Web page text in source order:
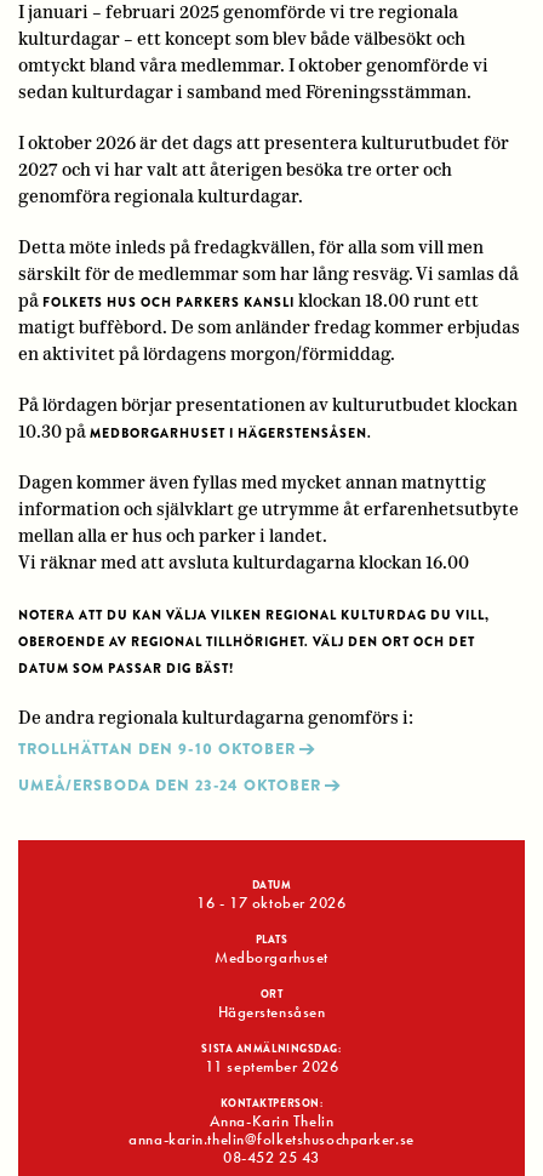
I januari – februari 2025 genomförde vi tre regionala
kulturdagar – ett koncept som blev både välbesökt och
omtyckt bland våra medlemmar. I oktober genomförde vi
sedan kulturdagar i samband med Föreningsstämman.
I oktober 2026 är det dags att presentera kulturutbudet för
2027 och vi har valt att återigen besöka tre orter och
genomföra regionala kulturdagar.
Detta möte inleds på fredagkvällen, för alla som vill men
särskilt för de medlemmar som har lång resväg. Vi samlas då
på FOLKETS HUS OCH PARKERS KANSLI klockan 18.00 runt ett
matigt buffèbord. De som anländer fredag kommer erbjudas
en aktivitet på lördagens morgon/förmiddag.
På lördagen börjar presentationen av kulturutbudet klockan
10.30 på MEDBORGARHUSET I HÄGERSTENSÅSEN.
Dagen kommer även fyllas med mycket annan matnyttig
information och självklart ge utrymme åt erfarenhetsutbyte
mellan alla er hus och parker i landet.
Vi räknar med att avsluta kulturdagarna klockan 16.00
NOTERA ATT DU KAN VÄLJA VILKEN REGIONAL KULTURDAG DU VILL,
OBEROENDE AV REGIONAL TILLHÖRIGHET. VÄLJ DEN ORT OCH DET
DATUM SOM PASSAR DIG BÄST!
De andra regionala kulturdagarna genomförs i:
TROLLHÄTTAN DEN 9-10 OKTOBER
UMEÅ/ERSBODA DEN 23-24 OKTOBER
DATUM
16 - 17 oktober 2026
PLATS
Medborgarhuset
ORT
Hägerstensåsen
SISTA ANMÄLNINGSDAG:
11 september 2026
KONTAKTPERSON:
Anna-Karin Thelin
anna-karin.thelin@folketshusochparker.se
08-452 25 43